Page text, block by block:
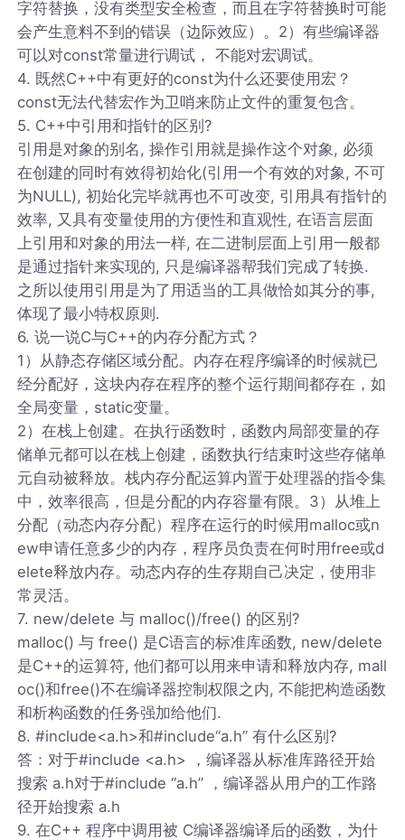
字符替换，没有类型安全检查，而且在字符替换时可能
会产生意料不到的错误（边际效应）。2）有些编译器
可以对const常量进行调试， 不能对宏调试。
4. 既然C++中有更好的const为什么还要使用宏？
const无法代替宏作为卫哨来防止文件的重复包含。
5. C++中引用和指针的区别?
引用是对象的别名, 操作引用就是操作这个对象, 必须
在创建的同时有效得初始化(引用一个有效的对象, 不可
为NULL), 初始化完毕就再也不可改变, 引用具有指针的
效率, 又具有变量使用的方便性和直观性, 在语言层面
上引用和对象的用法一样, 在二进制层面上引用一般都
是通过指针来实现的, 只是编译器帮我们完成了转换.
之所以使用引用是为了用适当的工具做恰如其分的事,
体现了最小特权原则.
6. 说一说C与C++的内存分配方式？
1）从静态存储区域分配。内存在程序编译的时候就已
经分配好，这块内存在程序的整个运行期间都存在，如
全局变量，static变量。
2）在栈上创建。在执行函数时，函数内局部变量的存
储单元都可以在栈上创建，函数执行结束时这些存储单
元自动被释放。栈内存分配运算内置于处理器的指令集
中，效率很高，但是分配的内存容量有限。3）从堆上
分配（动态内存分配）程序在运行的时候用malloc或n
ew申请任意多少的内存，程序员负责在何时用free或d
elete释放内存。动态内存的生存期自己决定，使用非
常灵活。
7. new/delete 与 malloc()/free() 的区别?
malloc() 与 free() 是C语言的标准库函数, new/delete
是C++的运算符, 他们都可以用来申请和释放内存, mall
oc()和free()不在编译器控制权限之内, 不能把构造函数
和析构函数的任务强加给他们.
8. #include<a.h>和#include“a.h” 有什么区别?
答：对于#include <a.h> ，编译器从标准库路径开始
搜索 a.h对于#include “a.h” ，编译器从用户的工作路
径开始搜索 a.h
9. 在C++ 程序中调用被 C编译器编译后的函数，为什